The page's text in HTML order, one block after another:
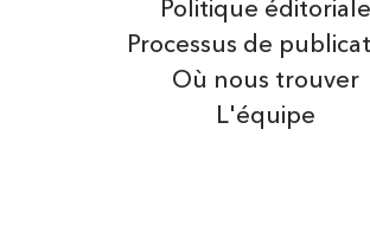
Politique éditoriale
Processus de
Où nous trouver
L'équipe